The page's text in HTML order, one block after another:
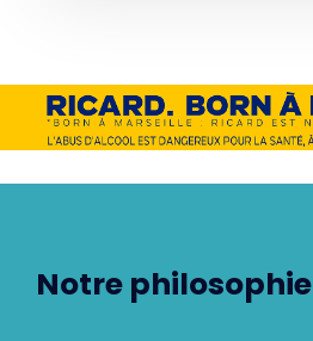
Notre philosophie